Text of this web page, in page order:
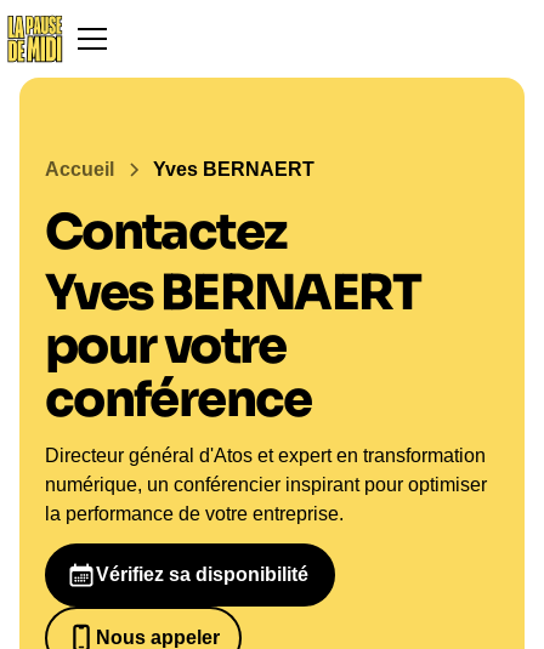
Accueil Yves BERNAERT
Contactez
Yves BERNAERT
pour votre
conférence
Directeur général d'Atos et expert en transformation
numérique, un conférencier inspirant pour optimiser
la performance de votre entreprise.
Vérifiez sa disponibilité
Nous appeler